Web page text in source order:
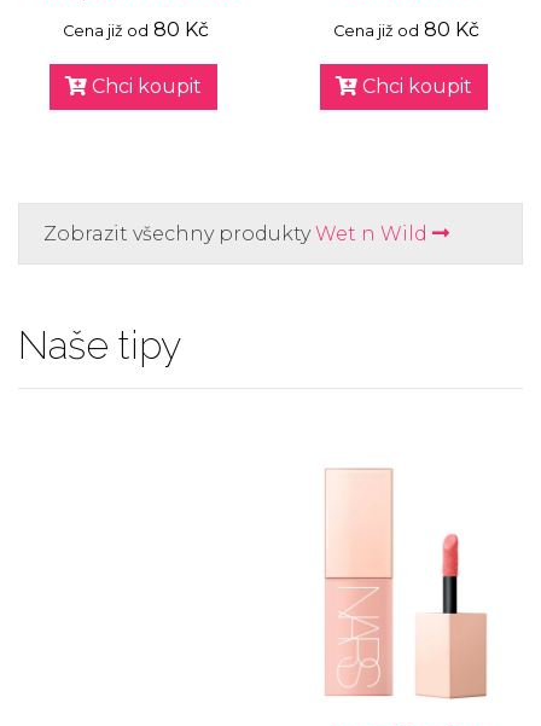
Cena již od 80 Kč
Chci koupit
Cena již od 80 Kč
Chci koupit
Zobrazit všechny produktyWet n Wild
Naše tipy